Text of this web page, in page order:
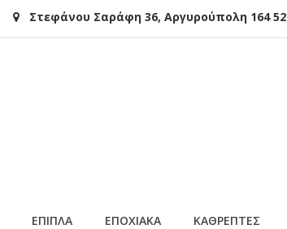
Στεφάνου Σαράφη 36, Αργυρούπολη 164 52
ΕΠΙΠΛΑ ΕΠΟΧΙΑΚΑ ΚΑΘΡΕΠΤΕΣ